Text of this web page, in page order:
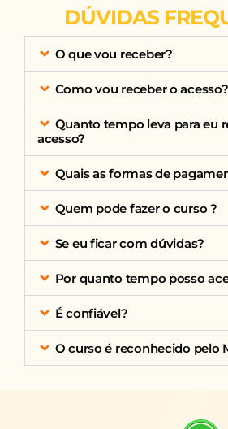
DÚVIDAS
O que vou receber?
Como vou receber o acesso?
Quanto tempo leva para eu
acesso?
Quais as formas de
Quem pode fazer o curso ?
Se eu ficar com dúvidas?
Por quanto tempo posso
É confiável?
O curso é reconhecido pelo